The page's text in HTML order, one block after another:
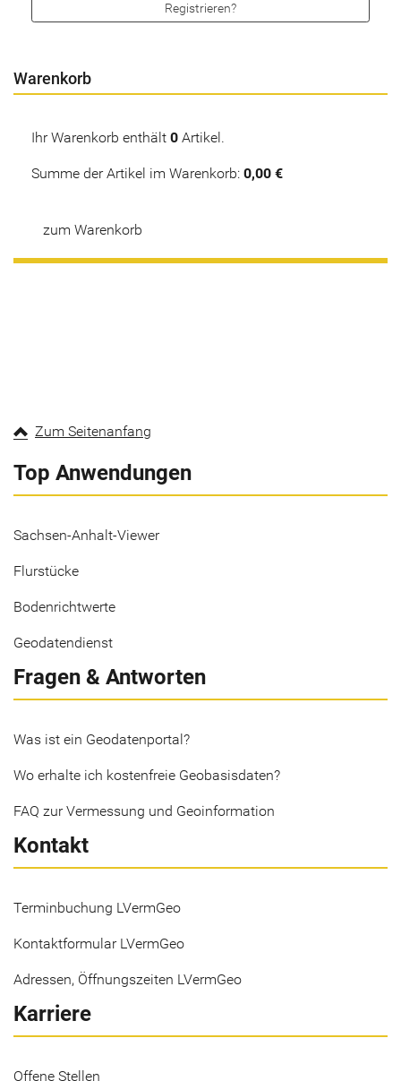
Registrieren?
Warenkorb
Ihr Warenkorb enthält 0 Artikel.
Summe der Artikel im Warenkorb: 0,00 €
zum Warenkorb
Zum Seitenanfang
Top Anwendungen
Sachsen-Anhalt-Viewer
Flurstücke
Bodenrichtwerte
Geodatendienst
Fragen & Antworten
Was ist ein Geodatenportal?
Wo erhalte ich kostenfreie Geobasisdaten?
FAQ zur Vermessung und Geoinformation
Kontakt
Terminbuchung LVermGeo
Kontaktformular LVermGeo
Adressen, Öffnungszeiten LVermGeo
Karriere
Offene Stellen